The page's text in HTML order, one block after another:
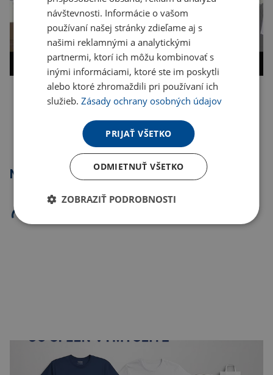
Kopírovať odkaz
Najpredávanejšie
návštevnosti. Informácie o vašom
používaní našej stránky zdieľame aj s
našimi reklamnými a analytickými
partnermi, ktorí ich môžu kombinovať s
inými informáciami, ktoré ste im poskytli
alebo ktoré zhromaždili pri používaní ich
služieb.Zásady ochrany osobných údajov
PRIJAŤ VŠETKO
ODMIETNUŤ VŠETKO
ZOBRAZIŤ PODROBNOSTI